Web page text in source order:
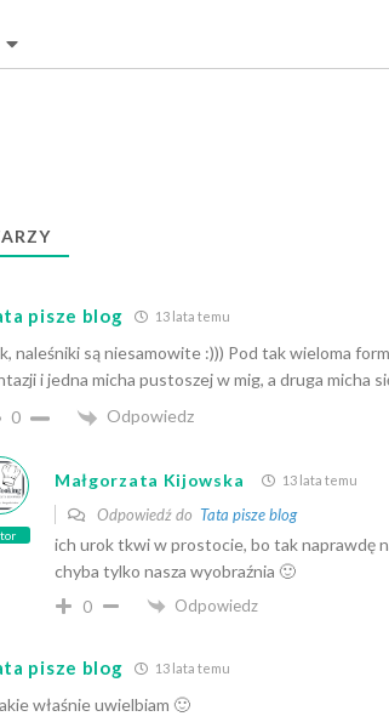
pisze blog 13 lata temu
naleśniki są niesamowite :))) Pod tak wieloma
i jedna micha pustoszej w mig, a druga micha
0
Odpowiedz
Małgorzata Kijowska 13 lata temu
Odpowiedź do Tata pisze blog
ich urok tkwi w prostocie, bo tak naprawdę
chyba tylko nasza wyobraźnia 🙂
0 Odpowiedz
pisze blog 13 lata temu
właśnie uwielbiam 🙂